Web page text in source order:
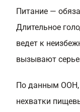
Питание —
Длительное
ведет к
вызывают
По данным ООН,
нехватки